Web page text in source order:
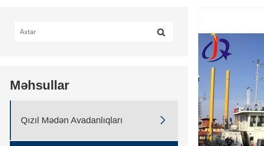
Məhsullar
Qızıl Mədən Avadanlıqları 